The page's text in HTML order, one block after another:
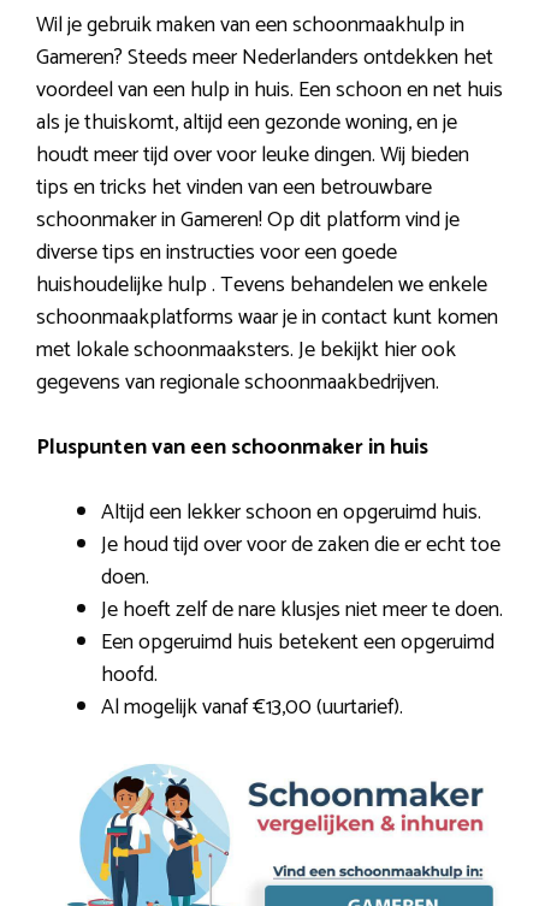
Wil je gebruik maken van een schoonmaakhulp in
Gameren? Steeds meer Nederlanders ontdekken het
voordeel van een hulp in huis. Een schoon en net huis
als je thuiskomt, altijd een gezonde woning, en je
houdt meer tijd over voor leuke dingen. Wij bieden
tips en tricks het vinden van een betrouwbare
schoonmaker in Gameren! Op dit platform vind je
diverse tips en instructies voor een goede
huishoudelijke hulp . Tevens behandelen we enkele
schoonmaakplatforms waar je in contact kunt komen
met lokale schoonmaaksters. Je bekijkt hier ook
gegevens van regionale schoonmaakbedrijven.
Pluspunten van een schoonmaker in huis
Altijd een lekker schoon en opgeruimd huis.
Je houd tijd over voor de zaken die er echt toe
doen.
Je hoeft zelf de nare klusjes niet meer te doen.
Een opgeruimd huis betekent een opgeruimd
hoofd.
Al mogelijk vanaf €13,00 (uurtarief).